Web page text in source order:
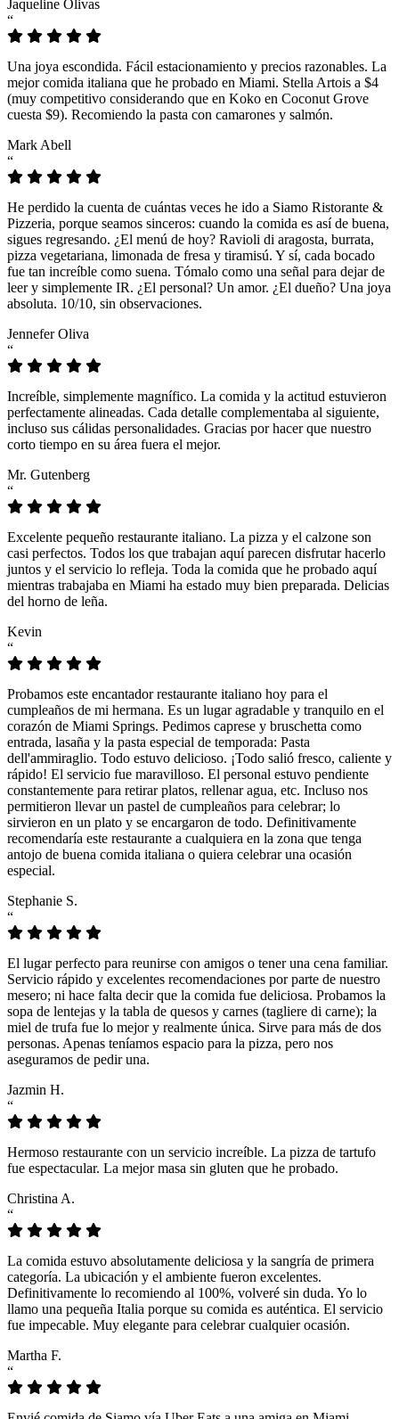
Jaqueline Olivas
“
Una joya escondida. Fácil estacionamiento y precios razonables. La
mejor comida italiana que he probado en Miami. Stella Artois a $4
(muy competitivo considerando que en Koko en Coconut Grove
cuesta $9). Recomiendo la pasta con camarones y salmón.
Mark Abell
“
He perdido la cuenta de cuántas veces he ido a Siamo Ristorante &
Pizzeria, porque seamos sinceros: cuando la comida es así de buena,
sigues regresando. ¿El menú de hoy? Ravioli di aragosta, burrata,
pizza vegetariana, limonada de fresa y tiramisú. Y sí, cada bocado
fue tan increíble como suena. Tómalo como una señal para dejar de
leer y simplemente IR. ¿El personal? Un amor. ¿El dueño? Una joya
absoluta. 10/10, sin observaciones.
Jennefer Oliva
“
Increíble, simplemente magnífico. La comida y la actitud estuvieron
perfectamente alineadas. Cada detalle complementaba al siguiente,
incluso sus cálidas personalidades. Gracias por hacer que nuestro
corto tiempo en su área fuera el mejor.
Mr. Gutenberg
“
Excelente pequeño restaurante italiano. La pizza y el calzone son
casi perfectos. Todos los que trabajan aquí parecen disfrutar hacerlo
juntos y el servicio lo refleja. Toda la comida que he probado aquí
mientras trabajaba en Miami ha estado muy bien preparada. Delicias
del horno de leña.
Kevin
“
Probamos este encantador restaurante italiano hoy para el
cumpleaños de mi hermana. Es un lugar agradable y tranquilo en el
corazón de Miami Springs. Pedimos caprese y bruschetta como
entrada, lasaña y la pasta especial de temporada: Pasta
dell'ammiraglio. Todo estuvo delicioso. ¡Todo salió fresco, caliente y
rápido! El servicio fue maravilloso. El personal estuvo pendiente
constantemente para retirar platos, rellenar agua, etc. Incluso nos
permitieron llevar un pastel de cumpleaños para celebrar; lo
sirvieron en un plato y se encargaron de todo. Definitivamente
recomendaría este restaurante a cualquiera en la zona que tenga
antojo de buena comida italiana o quiera celebrar una ocasión
especial.
Stephanie S.
“
El lugar perfecto para reunirse con amigos o tener una cena familiar.
Servicio rápido y excelentes recomendaciones por parte de nuestro
mesero; ni hace falta decir que la comida fue deliciosa. Probamos la
sopa de lentejas y la tabla de quesos y carnes (tagliere di carne); la
miel de trufa fue lo mejor y realmente única. Sirve para más de dos
personas. Apenas teníamos espacio para la pizza, pero nos
aseguramos de pedir una.
Jazmin H.
“
Hermoso restaurante con un servicio increíble. La pizza de tartufo
fue espectacular. La mejor masa sin gluten que he probado.
Christina A.
“
La comida estuvo absolutamente deliciosa y la sangría de primera
categoría. La ubicación y el ambiente fueron excelentes.
Definitivamente lo recomiendo al 100%, volveré sin duda. Yo lo
llamo una pequeña Italia porque su comida es auténtica. El servicio
fue impecable. Muy elegante para celebrar cualquier ocasión.
Martha F.
“